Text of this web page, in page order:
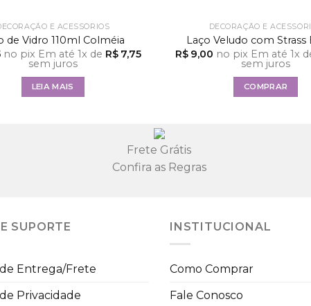
DE ESTOQUE
E ACESSÓRIOS
de Vidro 110ml Colméia
no pix Em até 1x de R$ 7,75
sem juros
LEIA MAIS
DECORAÇÃO E
Laço Veludo com Strass
R$ 9,00 no pix Em até1x
sem juros
COMPRAR
Frete Grátis
Confira as Regras
SUPORTE
Entrega/Frete
Privacidade
INSTITUCIONAL
Como Comprar
Fale Conosco